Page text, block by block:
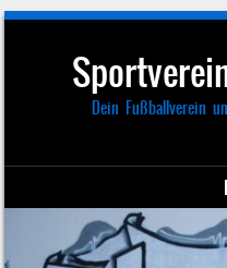
Dein Fußballverein
Skip to content